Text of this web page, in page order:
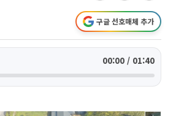
구글 선호매체 추가
00:00 / 01:40